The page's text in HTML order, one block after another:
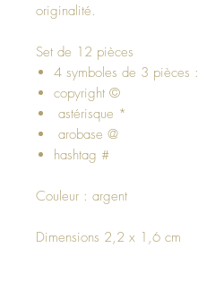
originalité.
Set de 12 pièces
4 symboles de 3 pièces :
copyright ©
astérisque *
arobase @
hashtag #
Couleur : argent
Dimensions 2,2 x 1,6 cm